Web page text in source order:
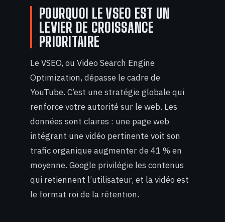
POURQUOI LE VSEO EST UN
LEVIER DE CROISSANCE
PRIORITAIRE
Le VSEO, ou Video Search Engine
Optimization, dépasse le cadre de
YouTube. C’est une stratégie globale qui
renforce votre autorité sur le web. Les
données sont claires : une page web
intégrant une vidéo pertinente voit son
trafic organique augmenter de 41 % en
moyenne. Google privilégie les contenus
qui retiennent l’utilisateur, et la vidéo est
le format roi de la rétention.